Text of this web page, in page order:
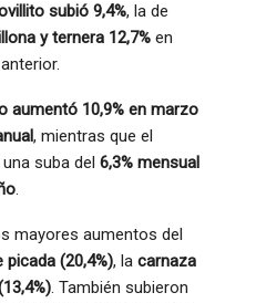
subió 9,4%, la de
y ternera 12,7% en
aumentó 10,9% en marzo
, mientras que el
suba del 6,3% mensual
.
mayores aumentos del
picada (20,4%), la carnaza
. También subieron